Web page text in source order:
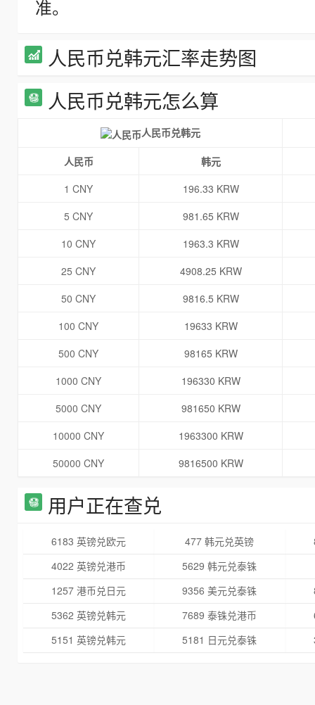
准。
人民币兑韩元汇率走势图
人民币兑韩元怎么算
人民币兑韩元
人民币
韩元
1 CNY
196.33 KRW
5 CNY
981.65 KRW
10 CNY
1963.3 KRW
25 CNY
4908.25 KRW
50 CNY
9816.5 KRW
100 CNY
19633 KRW
500 CNY
98165 KRW
1000 CNY
196330 KRW
5000 CNY
981650 KRW
10000 CNY
1963300 KRW
50000 CNY
9816500 KRW
用户正在查兑
6183 英镑兑欧元 477 韩元兑英镑
4022 英镑兑港币
5629 韩元兑泰铢
1257 港币兑日元
9356 美元兑泰铢
5362 英镑兑韩元
7689 泰铢兑港币
5151 英镑兑韩元
5181 日元兑泰铢